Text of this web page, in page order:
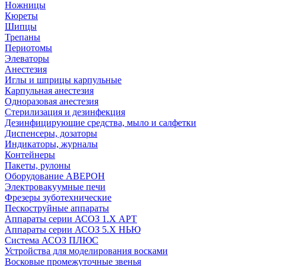
Ножницы
Кюреты
Шипцы
Трепаны
Периотомы
Элеваторы
Анестезия
Иглы и шприцы карпульные
Карпульная анестезия
Одноразовая анестезия
Стерилизация и дезинфекция
Дезинфицирующие средства, мыло и салфетки
Диспенсеры, дозаторы
Индикаторы, журналы
Контейнеры
Пакеты, рулоны
Оборудование АВЕРОН
Электровакуумные печи
Фрезеры зуботехнические
Пескоструйные аппараты
Аппараты серии АСОЗ 1.Х АРТ
Аппараты серии АСОЗ 5.Х НЬЮ
Система АСОЗ ПЛЮС
Устройства для моделирования восками
Восковые промежуточные звенья